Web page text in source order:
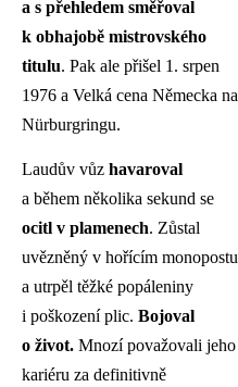
a s přehledem směřoval
k obhajobě mistrovského
titulu. Pak ale přišel 1. srpen
1976 a Velká cena Německa na
Nürburgringu.
Laudův vůz havaroval
a během několika sekund se
ocitl v plamenech. Zůstal
uvězněný v hořícím monopostu
a utrpěl těžké popáleniny
i poškození plic. Bojoval
o život. Mnozí považovali jeho
kariéru za definitivně